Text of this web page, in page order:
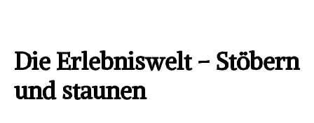
Die Erlebniswelt – Stöbern
und staunen